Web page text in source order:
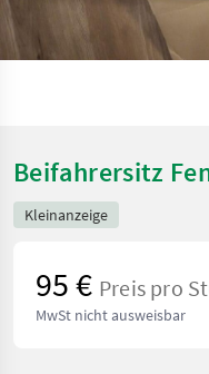
Beifahrersitz
Kleinanzeige
95 € Preis pro
MwSt nicht ausweisbar